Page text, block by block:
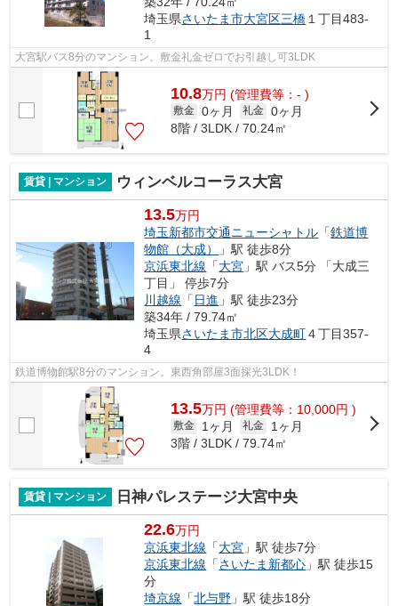
埼玉県さいたま市大宮区三橋１丁目483-
1
大宮駅バス8分のマンション。敷金礼金ゼロでお引越し可3LDK
10.8万円 (管理費等：- )
敷金 0ヶ月 礼金 0ヶ月
8階 / 3LDK / 70.24㎡
賃貸 | マンション ウィンベルコーラス大宮
13.5万円
埼玉新都市交通ニューシャトル 「鉄道博
物館（大成）
」駅 徒歩8分
京浜東北線 「大宮 」駅 バス5分 「大成三
丁目」 停歩7分
川越線 「 日進 」駅 徒歩23分
築34年 / 79.74㎡
埼玉県さいたま市北区大成町４丁目357-
4
鉄道博物館駅8分のマンション。東西角部屋3面採光3LDK！
13.5万円 (管理費等：10,000円 )
敷金 1ヶ月 礼金
1ヶ月
3階 / 3LDK / 79.74㎡
賃貸 | マンション 日神パレステージ大宮中央
22.6万円
京浜東北線 「大宮 」駅 徒歩7分
京浜東北線 「さいたま新都心 」駅 徒歩15
分
埼京線 「北与野 」駅 徒歩18分